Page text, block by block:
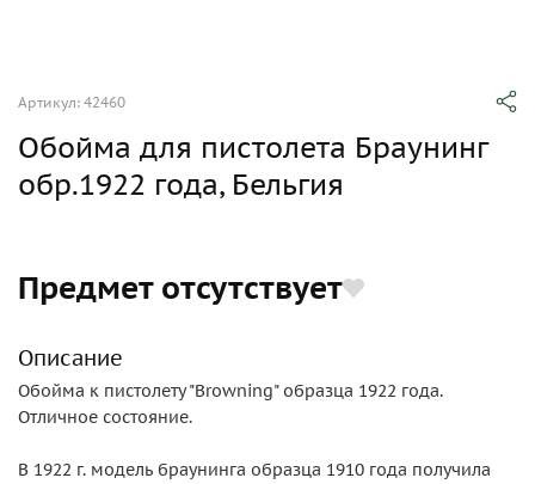
Артикул: 42460
Обойма для пистолета Браунинг
обр.1922 года, Бельгия
Предмет отсутствует
Описание
Обойма к пистолету "Browning" образца 1922 года.
Отличное состояние.
В 1922 г. модель браунинга образца 1910 года получила